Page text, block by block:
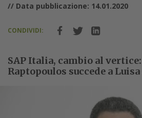
// Data pubblicazione: 14.01.2020
CONDIVIDI:
SAP Italia, cambio al
Raptopoulos succede a